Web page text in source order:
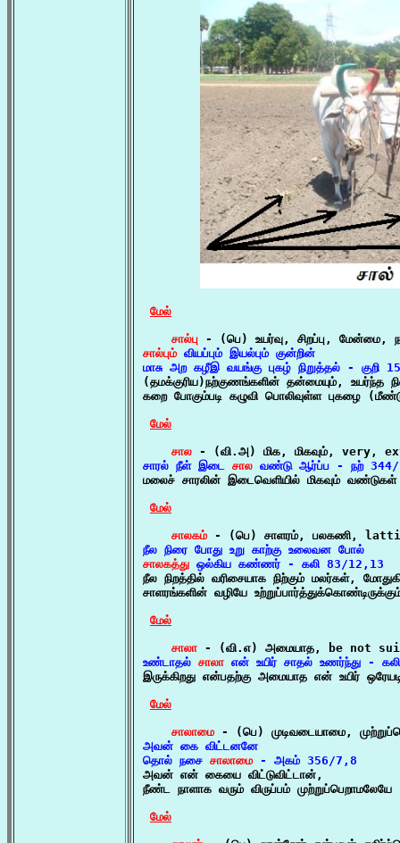
மேல்
சால்பு
சால்பும் வியப்பும் இயல்பும் குன்றின்
மாசு அற கழீஇ வயங்கு புகழ் நிறுத்தல் - குறி
(தமக்குரிய)நற்குணங்களின் தன்மையும், உயர்ந்த
கறை போகும்படி கழுவி பொலிவுள்ள புகழை
மேல்
சால
சாரல் நீள் இடை சால வண்டு ஆர்ப்ப - நற் 344/
மலைச் சாரலின் இடைவெளியில் மிகவும் வண்டுகள்
மேல்
சாலகம்
சாலகத்து ஒல்கிய கண்ணர் - கலி 83/12,13
நீல நிறத்தில் வரிசையாக நிற்கும் மலர்கள்,
சாளரங்களின் வழியே
மேல்
சாலா
உண்டாதல் சாலா என் உயிர் சாதல் உணர்ந்து -
இருக்கிறது என்பதற்கு அமையாத என் உயிர்
மேல்
சாலாமை
அவன் கை விட்டனனே
தொல் நசை சாலாமை - அகம் 356/7,8
அவன் என் கையை விட்டுவிட்டான்,
நீண்ட நாளாக வரும் விருப்பம் முற்றுப்பெறாமலேயே
மேல்